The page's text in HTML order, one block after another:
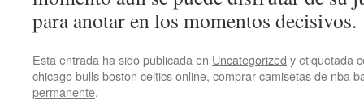
para anotar en los momentos decisivos.
Esta entrada ha sido publicada en Uncategorized y etiquetada
chicago bulls boston celtics online, comprar camisetas de nba
permanente.